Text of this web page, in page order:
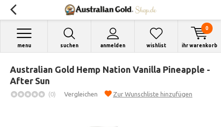
suchen anmelden
menu wishlist ihr warenkorb
0
Australian Gold Hemp Nation Vanilla Pineapple -
After Sun
(0) Vergleichen Zur Wunschliste hinzufügen